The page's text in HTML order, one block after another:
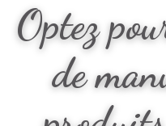
Optez
de